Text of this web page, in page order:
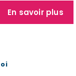
En savoir plus